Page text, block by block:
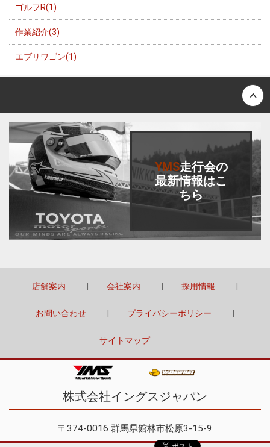
ゴルフR(1)
作業紹介(3)
エブリワゴン(1)
YMS走行会の
最新情報はこ
ちら
店舗案内 会社案内 採用情報
お問い合わせ プライバシーポリシー
サイトマップ
株式会社イングスジャパン
〒374-0016 群馬県館林市松原3-15-9